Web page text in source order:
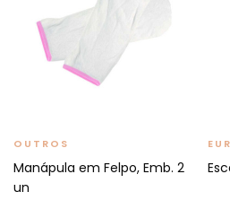
OUTROS
Manápula em Felpo, Emb. 2
un